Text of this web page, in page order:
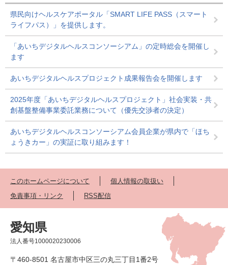
県民向けヘルスケアポータル「SMART LIFE PASS（スマート
ライフパス）」を提供します。
「あいちデジタルヘルスコンソーシアム」の定時総会を開催し
ます
あいちデジタルヘルスプロジェクト成果報告会を開催します
2025年度「あいちデジタルヘルスプロジェクト」社会実装・共
創基盤整備事業委託業務について（優先交渉者の決定）
あいちデジタルヘルスコンソーシアム会員企業が県内で「ほち
ょうきカー」の実証に取り組みます！
このホームページについて
個人情報の取扱い
免責事項・リンク
RSS配信
愛知県
法人番号1000020230006
〒460-8501 名古屋市中区三の丸三丁目1番2号